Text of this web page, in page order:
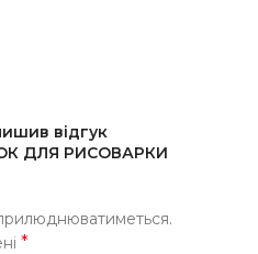
відгук
ДЛЯ РИСОВАРКИ
*